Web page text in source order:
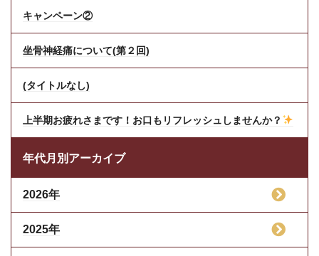
キャンペーン②
坐骨神経痛について(第２回)
(タイトルなし)
上半期お疲れさまです！お口もリフレッシュしませんか？
年代月別アーカイブ
2026年
2025年